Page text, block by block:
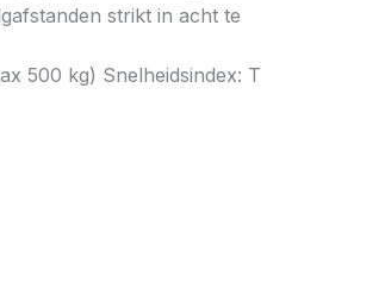
strikt in acht te
500 kg) Snelheidsindex: T